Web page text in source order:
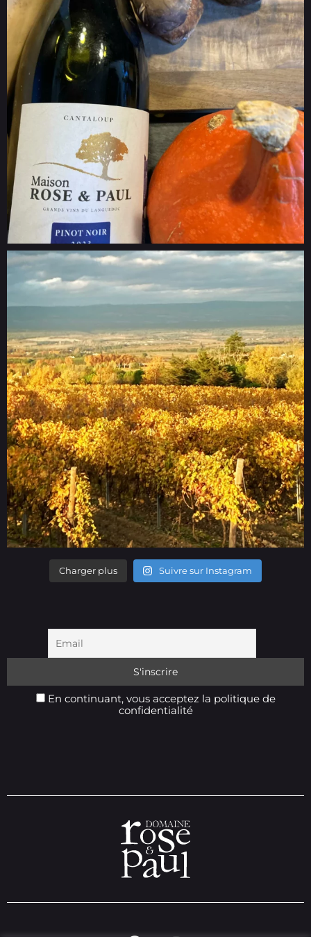
Charger plus Suivre sur Instagram
En continuant, vous acceptez la politique de
confidentialité